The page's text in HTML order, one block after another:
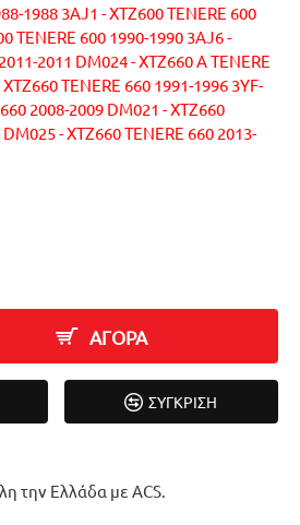
1988 3AJ1 - XTZ600 TENERE 600
TENERE 600 1990-1990 3AJ6 -
2011 DM024 - XTZ660 A TENERE
TENERE 660 1991-1996 3YF-
2008-2009 DM021 - XTZ660
- XTZ660 TENERE 660 2013-
ΑΓΟΡΑ
ΣΎΓΚΡΙΣΗ
την Ελλάδα με ACS.